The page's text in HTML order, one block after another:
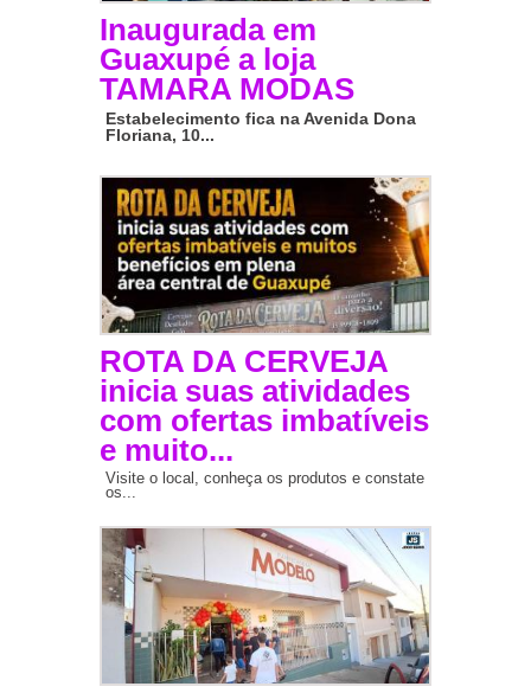
Inaugurada em
Guaxupé a loja
TAMARA MODAS
Estabelecimento fica na Avenida Dona
Floriana, 10...
ROTA DA CERVEJA
inicia suas atividades
com ofertas imbatíveis
e muito...
Visite o local, conheça os produtos e constate
os...